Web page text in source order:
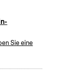
Sie eine